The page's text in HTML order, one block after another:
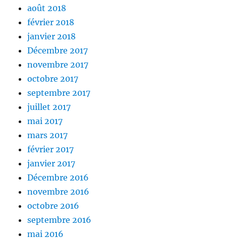
août 2018
février 2018
janvier 2018
Décembre 2017
novembre 2017
octobre 2017
septembre 2017
juillet 2017
mai 2017
mars 2017
février 2017
janvier 2017
Décembre 2016
novembre 2016
octobre 2016
septembre 2016
mai 2016